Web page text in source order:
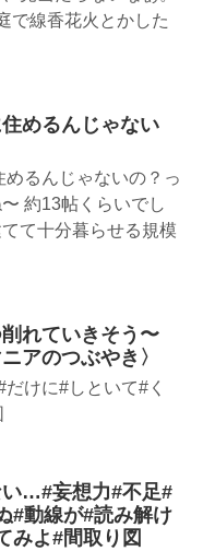
で線香花火とかした
めるんじゃない
るんじゃないの？っ
約13帖くらいでし
て十分暮らせる規模
れていきそう〜
アのつぶやき〉
けに#しといて#く
…#妄想力#不足#
#動線が#読み解け
みよ#間取り図